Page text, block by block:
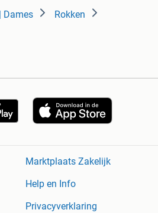
Dames Rokken
Marktplaats Zakelijk
Help en Info
Privacyverklaring